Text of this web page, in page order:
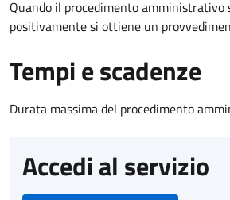
Quando il procedimento amministrativo
positivamente si ottiene un
Tempi e scadenze
Durata massima del procedimento
Accedi al servizio